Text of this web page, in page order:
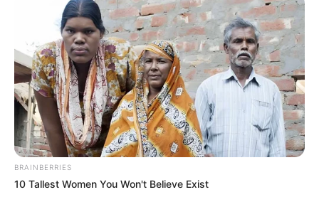
BRAINBERRIES
10 Tallest Women You Won't Believe Exist